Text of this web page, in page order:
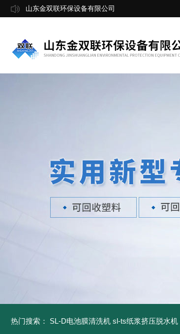
山东金双联环保设备有限公司
热门搜索： SL-D电池膜清洗机 sl-ts纸浆挤压脱水机